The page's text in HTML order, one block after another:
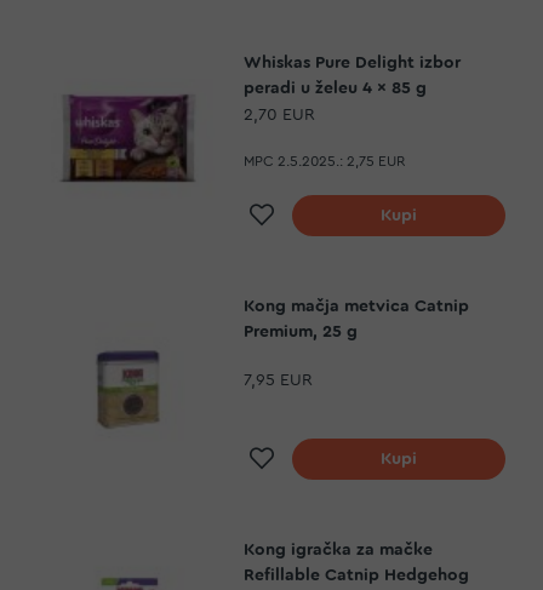
Whiskas Pure Delight izbor
peradi u želeu 4 x 85 g
2,70 EUR
MPC 2.5.2025.: 2,75 EUR
Dodaj na listu želja
Kupi
Kong mačja metvica Catnip
Premium, 25 g
7,95 EUR
Dodaj na listu želja
Kupi
Kong igračka za mačke
Refillable Catnip Hedgehog